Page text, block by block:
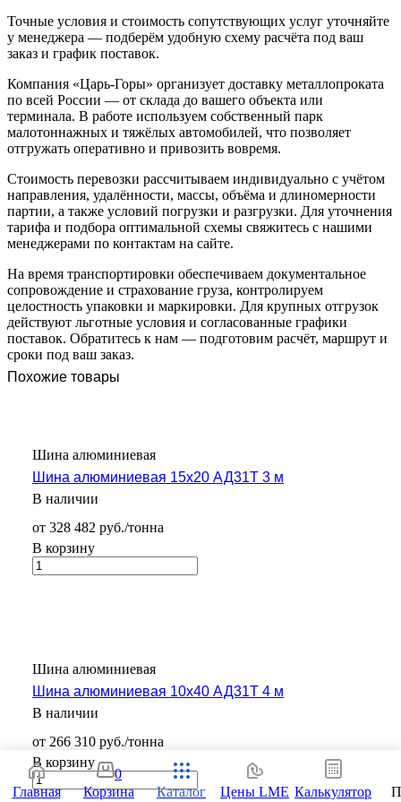
Точные условия и стоимость сопутствующих услуг уточняйте
у менеджера — подберём удобную схему расчёта под ваш
заказ и график поставок.
Компания «Царь-Горы» организует доставку металлопроката
по всей России — от склада до вашего объекта или
терминала. В работе используем собственный парк
малотоннажных и тяжёлых автомобилей, что позволяет
отгружать оперативно и привозить вовремя.
Стоимость перевозки рассчитываем индивидуально с учётом
направления, удалённости, массы, объёма и длиномерности
партии, а также условий погрузки и разгрузки. Для уточнения
тарифа и подбора оптимальной схемы свяжитесь с нашими
менеджерами по контактам на сайте.
На время транспортировки обеспечиваем документальное
сопровождение и страхование груза, контролируем
целостность упаковки и маркировки. Для крупных отгрузок
действуют льготные условия и согласованные графики
поставок. Обратитесь к нам — подготовим расчёт, маршрут и
сроки под ваш заказ.
Похожие товары
Шина алюминиевая
Шина алюминиевая 15х20 АД31Т 3 м
В наличии
от 328 482 руб./тонна
В корзину
Шина алюминиевая
Шина алюминиевая 10х40 АД31Т 4 м
В наличии
от 266 310 руб./тонна
В корзину
Главная
0
Корзина
Каталог Цены LME Калькулятор